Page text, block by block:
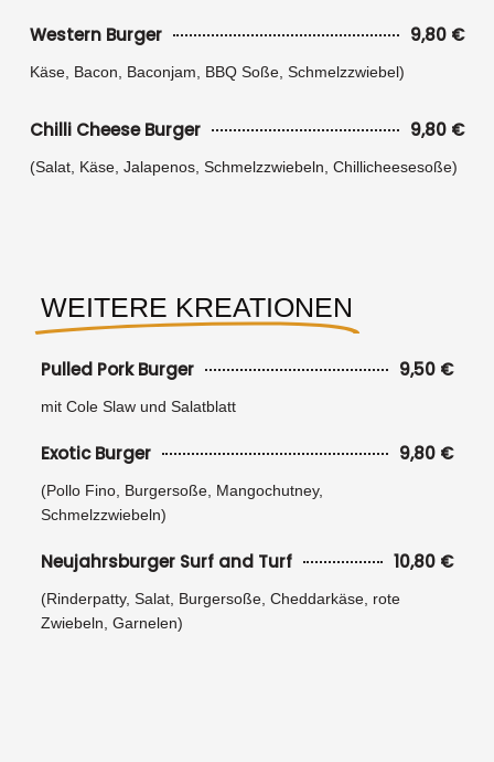
Western Burger 9,80 €
Käse, Bacon, Baconjam, BBQ Soße, Schmelzzwiebel)
Chilli Cheese Burger 9,80 €
(Salat, Käse, Jalapenos, Schmelzzwiebeln, Chillicheesesoße)
WEITERE KREATIONEN
Pulled Pork Burger 9,50 €
mit Cole Slaw und Salatblatt
Exotic Burger 9,80 €
(Pollo Fino, Burgersoße, Mangochutney,
Schmelzzwiebeln)
Neujahrsburger Surf and Turf 10,80 €
(Rinderpatty, Salat, Burgersoße, Cheddarkäse, rote
Zwiebeln, Garnelen)